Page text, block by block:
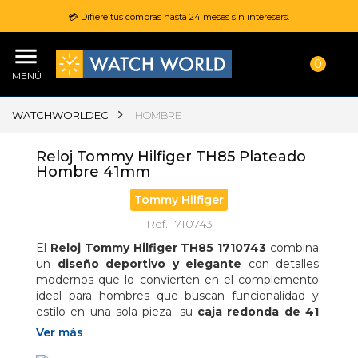
💳 Difiere tus compras hasta 24 meses sin interesers.
MENÚ
0
WATCHWORLDEC HOMBRE
Reloj Tommy Hilfiger TH85 Plateado
Hombre 41mm
Tommy Hilfiger
Ref. 1710743
El Reloj Tommy Hilfiger TH85 1710743 combina
un diseño deportivo y elegante con detalles
modernos que lo convierten en el complemento
ideal para hombres que buscan funcionalidad y
estilo en una sola pieza; su caja redonda de 41
mm en acero inoxidable
robusta y sofisticada en la muñeca, mientras que
Ver más